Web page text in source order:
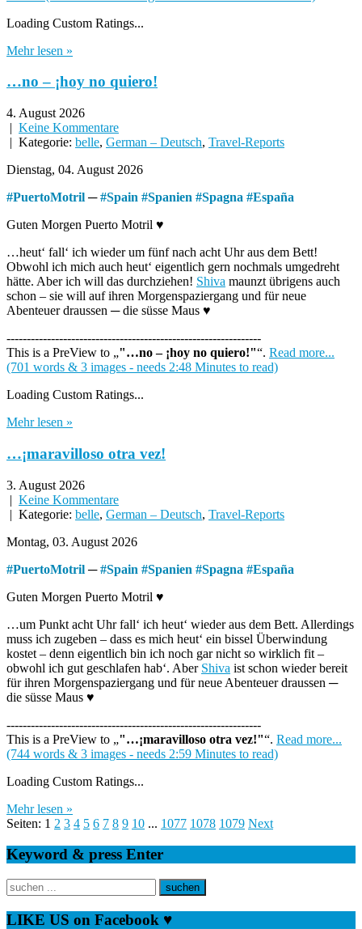
Loading Custom Ratings...
Mehr lesen »
…no – ¡hoy no quiero!
4. August 2026
| Keine Kommentare
| Kategorie: belle, German – Deutsch, Travel-Reports
Dienstag, 04. August 2026
#PuertoMotril ─#Spain #Spanien #Spagna #España
Guten Morgen Puerto Motril ♥
…heut‘ fall‘ ich wieder um fünf nach acht Uhr aus dem Bett!
Obwohl ich mich auch heut‘ eigentlich gern nochmals umgedreht
hätte. Aber ich will das durchziehen! Shiva maunzt übrigens auch
schon – sie will auf ihren Morgenspaziergang und für neue
Abenteuer draussen ─ die süsse Maus ♥
---------------------------------------------------------------
This is a PreView to
"…no – ¡hoy no quiero!" . Read more...
(701 words & 3 images - needs 2:48 Minutes to read)
Loading Custom Ratings...
Mehr lesen »
…¡maravilloso otra vez!
3. August 2026
| Keine Kommentare
| Kategorie: belle, German – Deutsch, Travel-Reports
Montag, 03. August 2026
#PuertoMotril ─#Spain #Spanien #Spagna #España
Guten Morgen Puerto Motril ♥
…um Punkt acht Uhr fall‘ ich heut‘ wieder aus dem Bett. Allerdings
muss ich zugeben – dass es mich heut‘ ein bissel Überwindung
kostet – denn eigentlich bin ich noch gar nicht so wirklich fit –
obwohl ich gut geschlafen hab‘. Aber Shiva ist schon wieder bereit
für ihren Morgenspaziergang und für neue Abenteuer draussen ─
die süsse Maus ♥
---------------------------------------------------------------
This is a PreView to
"…¡maravilloso otra vez!" . Read more...
(744 words & 3 images - needs 2:59 Minutes to read)
Loading Custom Ratings...
Mehr lesen »
Seiten: 1 2 3 4 5 6 7 8 9 10 ... 1077 1078 1079 Next
Keyword & press Enter
LIKE US on Facebook ♥